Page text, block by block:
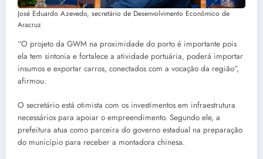
José Eduardo Azevedo, secretário de Desenvolvimento Econômico de
Aracruz
“O projeto da GWM na proximidade do porto é importante pois
ela tem sintonia e fortalece a atividade portuária, poderá importar
insumos e exportar carros, conectados com a vocação da região”,
afirmou.
O secretário está otimista com os investimentos em infraestrutura
necessários para apoiar o empreendimento. Segundo ele, a
prefeitura atua como parceira do governo estadual na preparação
do município para receber a montadora chinesa.